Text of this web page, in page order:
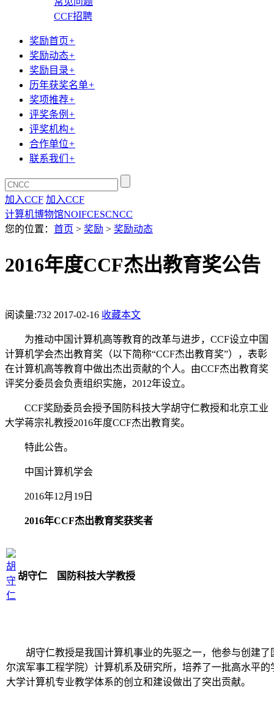
CCF招聘
奖励首页+
奖励动态+
奖励目录+
历年获奖名单+
奖项推荐+
评奖条例 +
评奖机构+
合作单位+
联系我们 +
加入CCF 加入CCF
计算机博物馆NOIFCESCNCC
您的位置： 首页 > 奖励 > 奖励动态
2016年度CCF杰出教育奖公告
阅读量:732 2017-02-16 收藏本文
为推动中国计算机高等教育的改革与进步，CCF设立中国
计算机学会杰出教育奖（以下简称“CCF杰出教育奖”），表彰
在计算机高等教育中做出杰出贡献的个人。由CCF杰出教育奖
评奖分委员会负责组织实施，2012年设立。
CCF奖励委员会授予国防科技大学胡守仁教授和北京工业
大学蒋宗礼教授2016年度CCF杰出教育奖。
特此公告。
中国计算机学会
2016年12月19日
2016年CCF杰出教育奖获奖者
胡守仁 国防科技大学教授
胡守仁教授是我国计算机事业的先驱之一，他参与创建
尔滨军事工程学院）计算机系及研究所，培养了一批高水平
大学计算机专业教学体系的创立和建设做出了突出贡献。